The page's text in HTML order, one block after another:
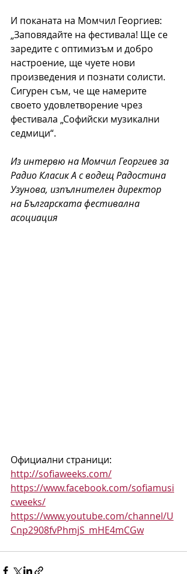
И поканата на Момчил Георгиев:
„Заповядайте на фестивала! Ще се
заредите с оптимизъм и добро
настроение, ще чуете нови
произведения и познати солисти.
Сигурен съм, че ще намерите
своето удовлетворение чрез
фестивала „Софийски музикални
седмици“.
Из интервю на Момчил Георгиев за
Радио Класик А с водещ Радостина
Узунова, изпълнителен директор
на Българската фестивална
асоциация
Официални страници:
http://sofiaweeks.com/
https://www.facebook.com/sofiamusi
cweeks/
https://www.youtube.com/channel/U
Cnp2908fvPhmjS_mHE4mCGw